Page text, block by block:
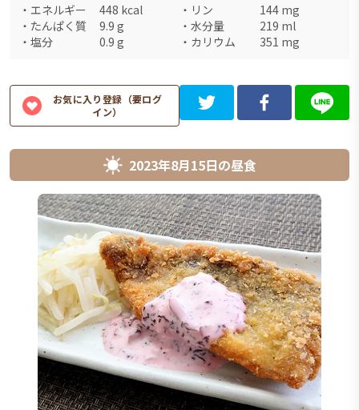
・ エネルギー 448 kcal ・ リン 144 mg
・ たんぱく質 9.9 g ・ 水分量 219 ml
・ 塩分 0.9 g ・ カリウム 351 mg
お気に入り登録（要ログ
イン）
2023年8月15日の昼食